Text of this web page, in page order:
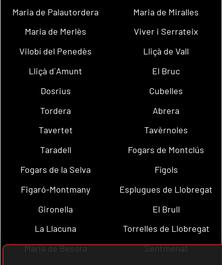
Maria de Palautordera
Maria de Miralles
Maria de Merlès
Viver i Serrateix
Vilobí del Penedès
Lliçà de Vall
Lliçà d´Amunt
El Bruc
Dosrius
Cubelles
Tordera
Abrera
Tavertet
Tavèrnoles
Taradell
Fogars de Montclús
Fogars de la Selva
Fígols
Figaró-Montmany
Esplugues de Llobregat
Gironella
El Brull
La Llacuna
Torrelles de Llobregat
Maria de Besora
Sentmenat